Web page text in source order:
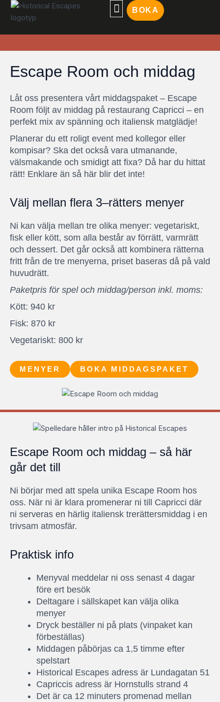
Hoppa
BOKA
Escape Room och middag
Låt oss presentera vårt middagspaket – Escape
Room följt av middag på restaurang Capricci – en
perfekt mix av spänning och italiensk matglädje!
Planerar du ett roligt event med kollegor eller
kompisar? Ska det också vara utmanande,
välsmakande och smidigt att fixa? Då har du hittat
rätt! Enklare än så här blir det inte!
Välj mellan flera 3–rätters menyer
Ni kan välja mellan tre olika menyer: vegetariskt,
fisk eller kött, som a lla består av förrätt, varmrätt
och dessert. Det går också att kombinera rätterna
fritt från de tre menyerna, priset baseras då på vald
huvudrätt.
Paketpris för spel och middag/person inkl. moms:
Kött: 940 kr
Fisk: 870 kr
Vegetariskt: 800 kr
MENYER BOKA MIDDAGSPAKET
Escape Room och middag – så här
går det till
Ni börjar med att spela unika Escape Room hos
oss. När ni är klara promenerar ni till Capricci där
ni serveras en härlig italiensk trerättersmiddag i en
trivsam atmosfär.
Praktisk info
Menyval meddelar ni oss senast 4 dagar
före ert besök
Deltagare i sällskapet kan välja olika
menyer
Dryck beställer ni på plats (vinpaket kan
förbeställas)
Middagen påbörjas ca 1,5 timme efter
spelstart
Historical Escapes adress är Lundagatan 51
Capriccis adress är Hornstulls strand 4
Det är ca 12 minuters promenad mellan